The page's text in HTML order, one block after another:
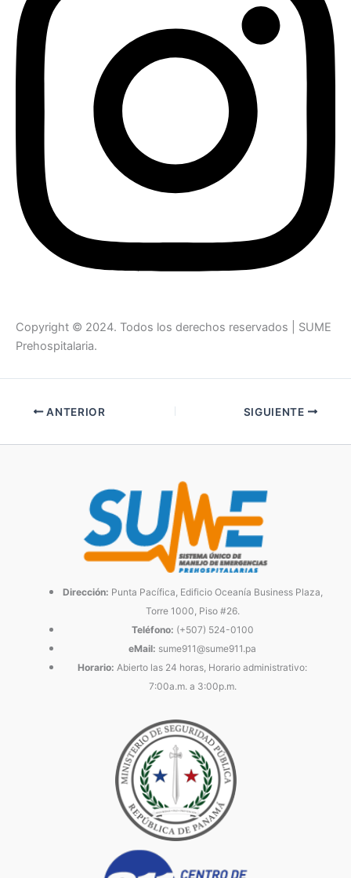
Copyright © 2024. Todos los derechos reservados | SUME
Prehospitalaria.
ANTERIOR SIGUIENTE
Dirección: Punta Pacífica, Edificio Oceanía Business Plaza,
Torre 1000, Piso #26.
Teléfono: (+507) 524-0100
eMail: sume911@sume911.pa
Horario: Abierto las 24 horas, Horario administrativo:
7:00a.m. a 3:00p.m.